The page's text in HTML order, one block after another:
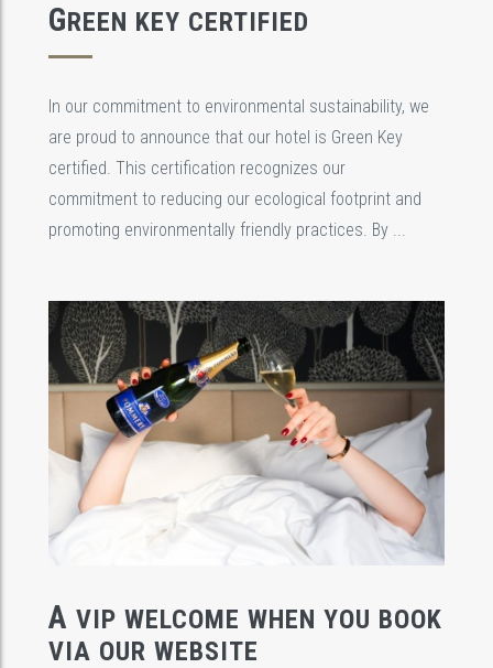
GREEN KEY CERTIFIED
In our commitment to environmental sustainability, we
are proud to announce that our hotel is Green Key
certified. This certification recognizes our
commitment to reducing our ecological footprint and
promoting environmentally friendly practices. By ...
A VIP WELCOME WHEN YOU BOOK
VIA OUR WEBSITE